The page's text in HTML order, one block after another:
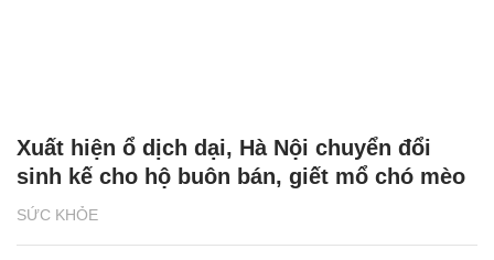
SỨC KHỎE
Xuất hiện ổ dịch dại, Hà Nội chuyển đổi
sinh kế cho hộ buôn bán, giết mổ chó mèo